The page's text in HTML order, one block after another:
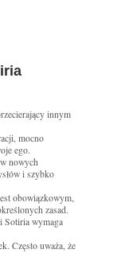
innym
mocno
ego.
nowych
i szybko
obowiązkowym,
zasad.
Sotiria wymaga
Często uważa, że